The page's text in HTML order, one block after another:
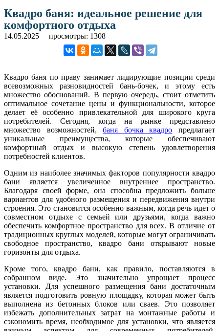
Квадро баня: идеальное решение для
комфортного отдыха
14.05.2025 просмотры: 1308
Квадро баня по праву занимает лидирующие позиции среди
всевозможных разновидностей бань-бочек, и этому есть
множество обоснований. В первую очередь, стоит отметить
оптимальное сочетание цены и функциональности, которое
делает её особенно привлекательной для широкого круга
потребителей. Сегодня, когда на рынке представлено
множество возможностей,баня бочка квадро предлагает
уникальные преимущества, которые обеспечивают
комфортный отдых и высокую степень удовлетворения
потребностей клиентов.
Одним из наиболее значимых факторов популярности квадро
бани является увеличенное внутреннее пространство.
Благодаря своей форме, она способна предложить больше
вариантов для удобного размещения и передвижения внутри
строения. Это становится особенно важным, когда речь идет о
совместном отдыхе с семьей или друзьями, когда важно
обеспечить комфортное пространство для всех. В отличие от
традиционных круглых моделей, которые могут ограничивать
свободное пространство, квадро бани открывают новые
горизонты для отдыха.
Кроме того, квадро бани, как правило, поставляются в
собранном виде. Это значительно упрощает процесс
установки. Для успешного размещения бани достаточным
является подготовить ровную площадку, которая может быть
выполнена из бетонных блоков или сваев. Это позволяет
избежать дополнительных затрат на монтажные работы и
сэкономить время, необходимое для установки, что является